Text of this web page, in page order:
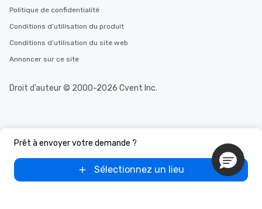
Prêt à envoyer votre demande ?
Sélectionnez un lieu
Politique de confidentialité
Conditions d’utilisation du produit
Conditions d’utilisation du site web
Annoncer sur ce site
Droit d’auteur © 2000-2026 Cvent Inc.